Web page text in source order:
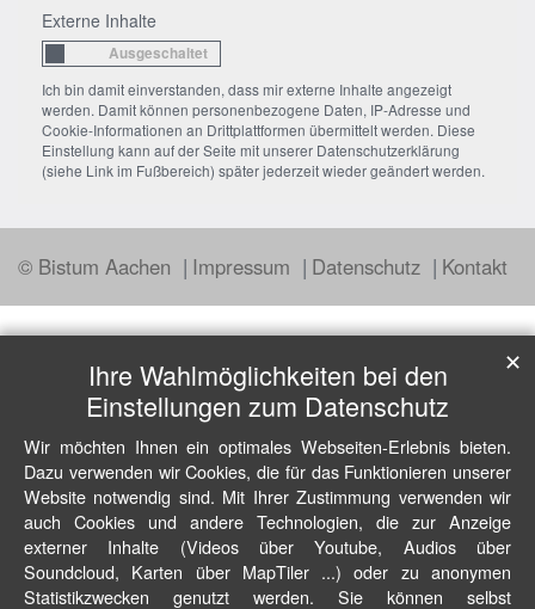
Externe Inhalte
Ich bin damit einverstanden, dass mir externe Inhalte angezeigt
werden. Damit können personenbezogene Daten, IP-Adresse und
Cookie-Informationen an Drittplattformen übermittelt werden. Diese
Einstellung kann auf der Seite mit unserer Datenschutzerklärung
(siehe Link im Fußbereich) später jederzeit wieder geändert werden.
© Bistum Aachen Impressum Datenschutz Kontakt
Ihre Wahlmöglichkeiten bei den
Einstellungen zum Datenschutz
Wir möchten Ihnen ein optimales Webseiten-Erlebnis bieten.
Dazu verwenden wir Cookies, die für das Funktionieren unserer
Website notwendig sind. Mit Ihrer Zustimmung verwenden wir
auch Cookies und andere Technologien, die zur Anzeige
externer Inhalte (Videos über Youtube, Audios über
Soundcloud, Karten über MapTiler ...) oder zu anonymen
Statistikzwecken genutzt werden. Sie können selbst
✕